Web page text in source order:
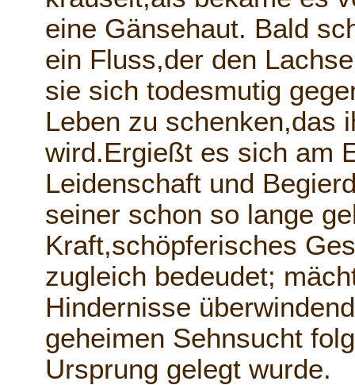
eine Gänsehaut. Bald
ein Fluss,der den
sie sich todesmutig
Leben zu schenken,das
wird.Ergießt es sich am
Leidenschaft und
seiner schon so lange
Kraft,schöpferisches
zugleich bedeudet;
Hindernisse
geheimen Sehnsucht
Ursprung gelegt wurde.